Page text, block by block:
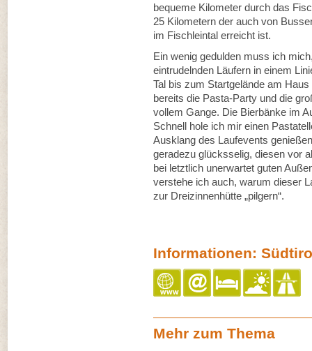
bequeme Kilometer durch das
25 Kilometern der auch von
im Fischleintal erreicht ist.
Ein wenig gedulden muss ich
eintrudelnden Läufern in einem
Tal bis zum Startgelände am
bereits die Pasta-Party und die
vollem Gange. Die Bierbänke im
Schnell hole ich mir einen
Ausklang des Laufevents
geradezu glücksselig, diesen vor
bei letztlich unerwartet guten
verstehe ich auch, warum dieser
zur Dreizinnenhütte „pilgern“.
Informationen:
Mehr zum Thema